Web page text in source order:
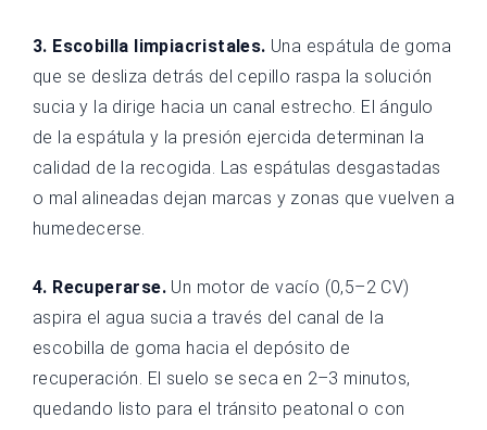
3. Escobilla limpiacristales. Una espátula de goma
que se desliza detrás del cepillo raspa la solución
sucia y la dirige hacia un canal estrecho. El ángulo
de la espátula y la presión ejercida determinan la
calidad de la recogida. Las espátulas desgastadas
o mal alineadas dejan marcas y zonas que vuelven a
humedecerse.
4. Recuperarse. Un motor de vacío (0,5–2 CV)
aspira el agua sucia a través del canal de la
escobilla de goma hacia el depósito de
recuperación. El suelo se seca en 2–3 minutos,
quedando listo para el tránsito peatonal o con